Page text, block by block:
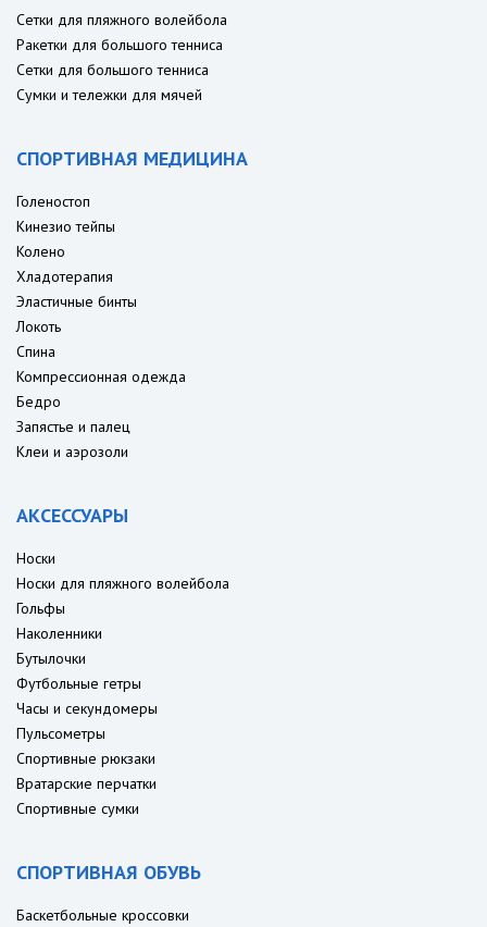
Сетки для пляжного волейбола
Ракетки для большого тенниса
Сетки для большого тенниса
Сумки и тележки для мячей
СПОРТИВНАЯ МЕДИЦИНА
Голеностоп
Кинезио тейпы
Колено
Хладотерапия
Эластичные бинты
Локоть
Спина
Компрессионная одежда
Бедро
Запястье и палец
Клеи и аэрозоли
АКСЕССУАРЫ
Носки
Носки для пляжного волейбола
Гольфы
Наколенники
Бутылочки
Футбольные гетры
Часы и секундомеры
Пульсометры
Спортивные рюкзаки
Вратарские перчатки
Спортивные сумки
СПОРТИВНАЯ ОБУВЬ
Баскетбольные кроссовки